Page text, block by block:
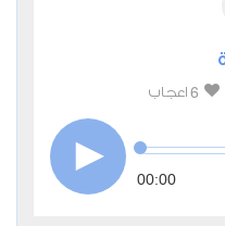
6 اعجاب
00:00